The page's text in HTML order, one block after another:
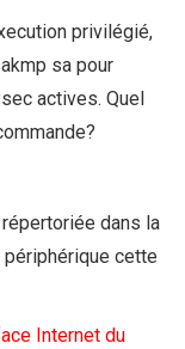
privilégié,
sa pour
actives. Quel
dans la
cette
Internet du